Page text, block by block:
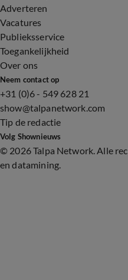
Adverteren
Vacatures
Publieksservice
Toegankelijkheid
Over ons
Neem contact op
+31 (0)6 - 549 628 21
show@talpanetwork.com
Tip de redactie
Volg Shownieuws
© 2026 Talpa Network. Alle
en datamining.